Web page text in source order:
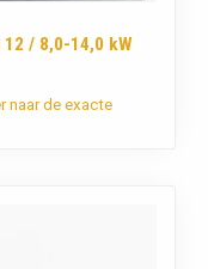
/ 8,0-14,0 kW
naar de exacte